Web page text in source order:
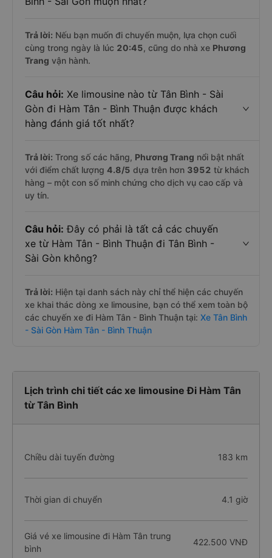
Trả lời: Nếu bạn muốn đi chuyến muộn, lựa chọn cuối
cùng trong ngày là lúc 20:45, cũng do nhà xe Phương
Trang vận hành.
Câu hỏi: Xe limousine nào từ Tân Bình - Sài
Gòn đi Hàm Tân - Bình Thuận được khách
hàng đánh giá tốt nhất?
Trả lời: Trong số các hãng, Phương Trang nổi bật nhất
với điểm chất lượng 4.8/5 dựa trên hơn 3952 từ khách
hàng – một con số minh chứng cho dịch vụ cao cấp và
uy tín.
Câu hỏi: Đây có phải là tất cả các chuyến
xe từ Hàm Tân - Bình Thuận đi Tân Bình -
Sài Gòn không?
Trả lời: Hiện tại danh sách này chỉ thể hiện các chuyến
xe khai thác dòng xe limousine, bạn có thể xem toàn bộ
các chuyến xe đi Hàm Tân - Bình Thuận tại: Xe Tân Bình
- Sài Gòn Hàm Tân - Bình Thuận
Lịch trình chi tiết các xe limousine Đi Hàm Tân
từ Tân Bình
Chiều dài tuyến đường 183 km
Thời gian di chuyển 4.1 giờ
Giá vé xe limousine đi Hàm Tân trung
bình
422.500 VNĐ